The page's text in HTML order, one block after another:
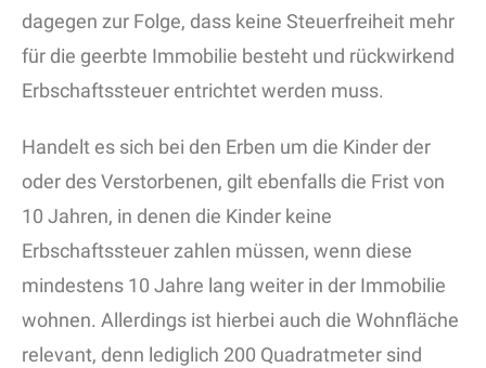
dagegen zur Folge, dass keine Steuerfreiheit mehr
für die geerbte Immobilie besteht und rückwirkend
Erbschaftssteuer entrichtet werden muss.
Handelt es sich bei den Erben um die Kinder der
oder des Verstorbenen, gilt ebenfalls die Frist von
10 Jahren, in denen die Kinder keine
Erbschaftssteuer zahlen müssen, wenn diese
mindestens 10 Jahre lang weiter in der Immobilie
wohnen. Allerdings ist hierbei auch die Wohnfläche
relevant, denn lediglich 200 Quadratmeter sind